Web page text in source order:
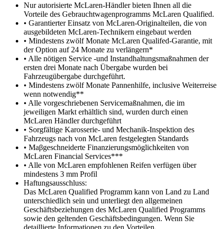
Nur autorisierte McLaren-Händler bieten Ihnen all die
Vorteile des Gebrauchtwagenprogramms McLaren Qualified.
• Garantierter Einsatz von McLaren-Originalteilen, die von
ausgebildeten McLaren-Technikern eingebaut werden
• Mindestens zwölf Monate McLaren Qualifed-Garantie, mit
der Option auf 24 Monate zu verlängern*
• Alle nötigen Service -und Instandhaltungsmaßnahmen der
ersten drei Monate nach Übergabe wurden bei
Fahrzeugübergabe durchgeführt.
• Mindestens zwölf Monate Pannenhilfe, inclusive Weiterreise
wenn notwendig**
• Alle vorgeschriebenen Servicemaßnahmen, die im
jeweiligen Markt erhältlich sind, wurden durch einen
McLaren Händler durchgeführt
• Sorgfältige Karosserie- und Mechanik-Inspektion des
Fahrzeugs nach von McLaren festgelegten Standards
• Maβgeschneiderte Finanzierungsmöglichkeiten von
McLaren Financial Services***
• Alle von McLaren empfohlenen Reifen verfügen über
mindestens 3 mm Profil
Haftungsausschluss:
Das McLaren Qualified Programm kann von Land zu Land
unterschiedlich sein und unterliegt den allgemeinen
Geschäftsbeziehungen des McLaren Qualified Programms
sowie den geltenden Geschäftsbedingungen. Wenn Sie
detaillierte Informationen zu den Vorteilen,